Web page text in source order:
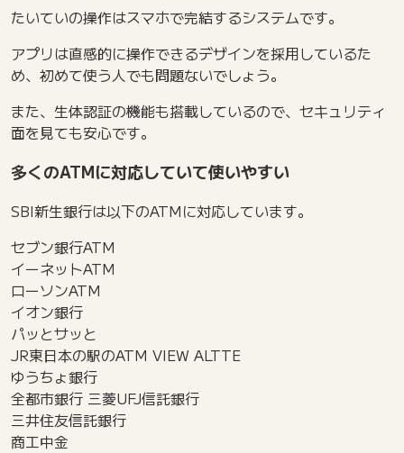
たいていの操作はスマホで完結するシステムです。
アプリは直感的に操作できるデザインを採用しているた
め、初めて使う人でも問題ないでしょう。
また、生体認証の機能も搭載しているので、セキュリティ
面を見ても安心です。
多くのATMに対応していて使いやすい
SBI新生銀行は以下のATMに対応しています。
セブン銀行ATM
イーネットATM
ローソンATM
イオン銀行
パッとサッと
JR東日本の駅のATM VIEW ALTTE
ゆうちょ銀行
全都市銀行 三菱UFJ信託銀行
三井住友信託銀行
商工中金